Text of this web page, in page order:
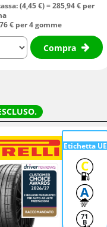
(4,45€) =285,94€ per
76€ per 4 gomme
Compra
Etichetta UE
C
A
71
B